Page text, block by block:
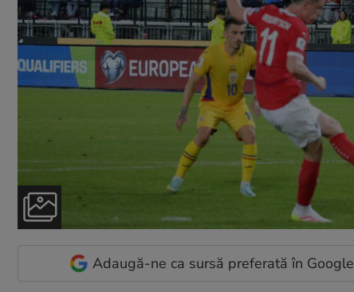
Adaugă-ne ca sursă preferată în Google